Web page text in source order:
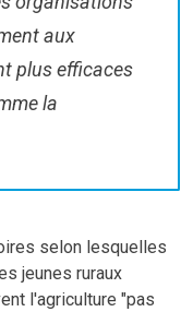
aux
plus efficaces
la
selon lesquelles
jeunes ruraux
l'agriculture "pas